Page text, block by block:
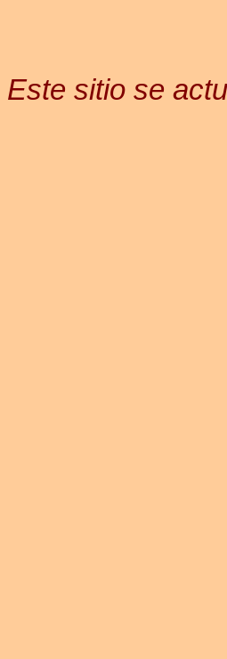
Este sitio se